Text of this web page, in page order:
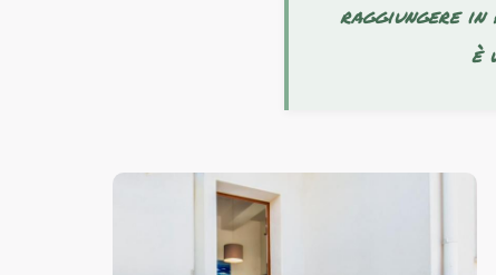
raggiungere in
è